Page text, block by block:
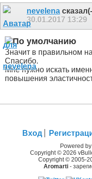
nevelena
30.01.2017 13:29
Значит в правильном
Спасибо.
Мне нужно искать
повышения
Вход
Powered by
Copyright © 2026
Copyright © 2005-
Aromarti-